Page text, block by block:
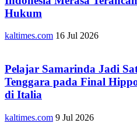
Hukum
kaltimes.com 16 Jul 2026
Pelajar Samarinda Jadi
Tenggara pada Final
di Italia
kaltimes.com 9 Jul 2026